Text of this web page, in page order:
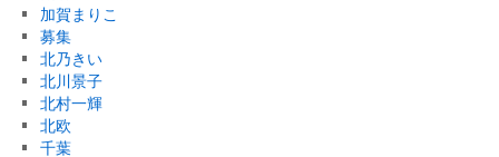
加賀まりこ
募集
北乃きい
北川景子
北村一輝
北欧
千葉